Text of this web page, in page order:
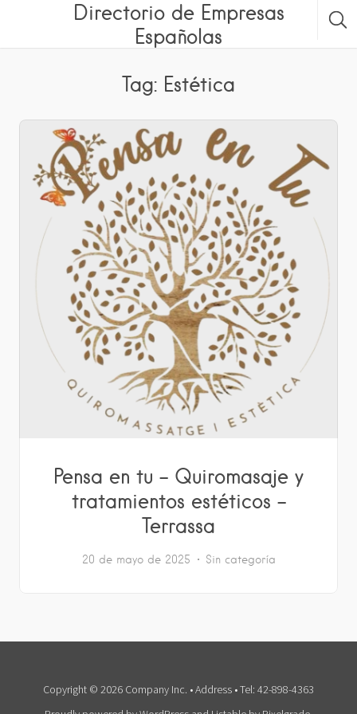
Directorio de Empresas
Españolas
Tag: Estética
Pensa en tu – Quiromasaje y
tratamientos estéticos –
Terrassa
20 de mayo de 2025 Sin categoría
Copyright © 2026 Company Inc. • Address • Tel: 42-898-4363